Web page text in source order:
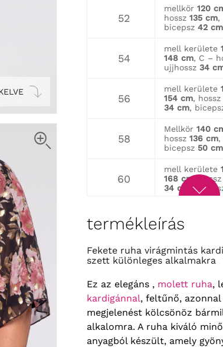
52
mellkör 120
hossz 135 cm,
bicepsz 42 cm
54
mell kerülete
148 cm, C –
ujjhossz 34
56
mell kerülete
154 cm, hossz
34 cm,
58
Mellkör 140
hossz 136 cm,
bicepsz 50 cm
60
mell kerülete
168 cm, hossz
34 cm
,
62
172 cm
ujjhossz
64
mellkörbe
176 cm, C –
termékleírás
Fekete ruha virágmintás kardigánnal – elegáns
szett különleges alkalmakra
Ez az elegáns , molett ruha,
kardigánnal, feltűnő,
megjelenést kölcsönöz
alkalomra. A ruha kiváló
anyagból készült, amely